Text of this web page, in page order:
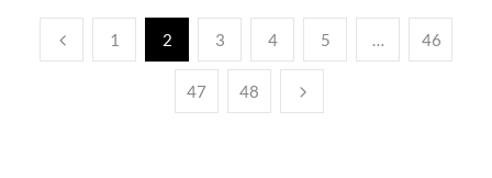
1 2 3 4 5 … 46
47 48